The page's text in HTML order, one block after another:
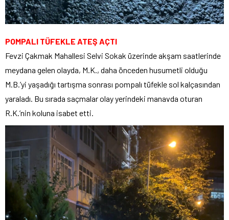
POMPALI TÜFEKLE ATEŞ AÇTI
Fevzi Çakmak Mahallesi Selvi Sokak üzerinde akşam saatlerinde
meydana gelen olayda, M.K., daha önceden husumetli olduğu
M.B.’yi yaşadığı tartışma sonrası pompalı tüfekle sol kalçasından
yaraladı. Bu sırada saçmalar olay yerindeki manavda oturan
R.K.’nin koluna isabet etti.